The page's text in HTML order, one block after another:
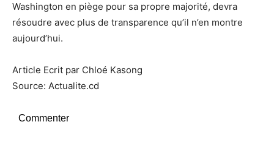
Washington en piège pour sa propre majorité, devra
résoudre avec plus de transparence qu’il n’en montre
aujourd’hui.
Article Ecrit par Chloé Kasong
Source: Actualite.cd
Commenter